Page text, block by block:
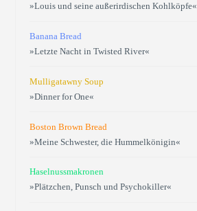
»Louis und seine außerirdischen Kohlköpfe«
Banana Bread
»Letzte Nacht in Twisted River«
Mulligatawny Soup
»Dinner for One«
Boston Brown Bread
»Meine Schwester, die Hummelkönigin«
Haselnussmakronen
»Plätzchen, Punsch und Psychokiller«